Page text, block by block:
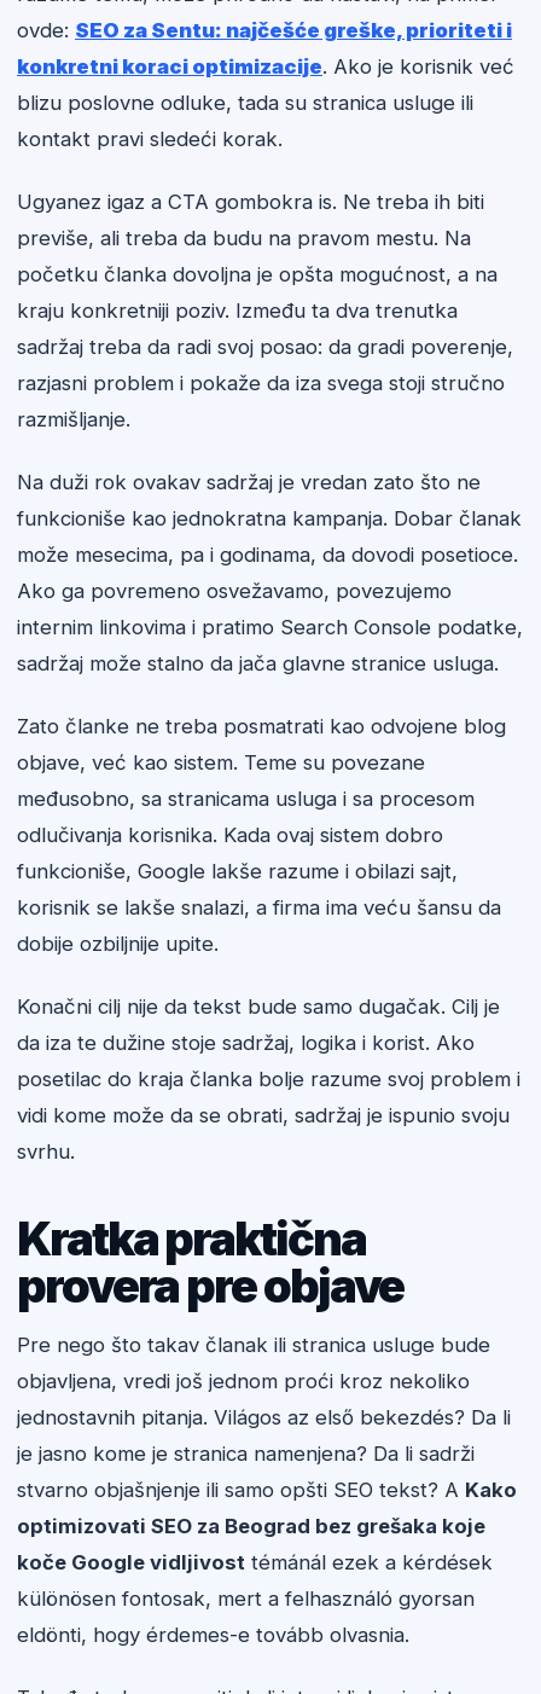
ovde: SEO za Sentu: najčešće greške, prioriteti i
konkretni koraci optimizacije. Ako je korisnik već
blizu poslovne odluke, tada su stranica usluge ili
kontakt pravi sledeći korak.
Ugyanez igaz a CTA gombokra is. Ne treba ih biti
previše, ali treba da budu na pravom mestu. Na
početku članka dovoljna je opšta mogućnost, a na
kraju konkretniji poziv. Između ta dva trenutka
sadržaj treba da radi svoj posao: da gradi poverenje,
razjasni problem i pokaže da iza svega stoji stručno
razmišljanje.
Na duži rok ovakav sadržaj je vredan zato što ne
funkcioniše kao jednokratna kampanja. Dobar članak
može mesecima, pa i godinama, da dovodi posetioce.
Ako ga povremeno osvežavamo, povezujemo
internim linkovima i pratimo Search Console podatke,
sadržaj može stalno da jača glavne stranice usluga.
Zato članke ne treba posmatrati kao odvojene blog
objave, već kao sistem. Teme su povezane
međusobno, sa stranicama usluga i sa procesom
odlučivanja korisnika. Kada ovaj sistem dobro
funkcioniše, Google lakše razume i obilazi sajt,
korisnik se lakše snalazi, a firma ima veću šansu da
dobije ozbiljnije upite.
Konačni cilj nije da tekst bude samo dugačak. Cilj je
da iza te dužine stoje sadržaj, logika i korist. Ako
posetilac do kraja članka bolje razume svoj problem i
vidi kome može da se obrati, sadržaj je ispunio svoju
svrhu.
Kratka praktična
provera pre objave
Pre nego što takav članak ili stranica usluge bude
objavljena, vredi još jednom proći kroz nekoliko
jednostavnih pitanja. Világos az első bekezdés? Da li
je jasno kome je stranica namenjena? Da li sadrži
stvarno objašnjenje ili samo opšti SEO tekst? A Kako
optimizovati SEO za Beograd bez grešaka koje
koče Google vidljivost témánál ezek a kérdések
különösen fontosak, mert a felhasználó gyorsan
eldönti, hogy érdemes-e tovább olvasnia.